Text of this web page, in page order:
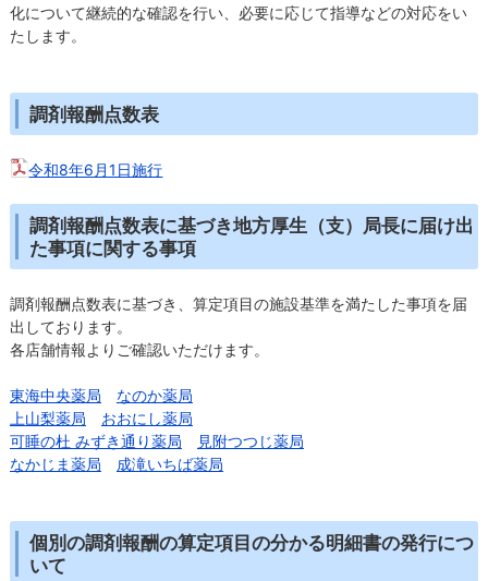
化について継続的な確認を行い、必要に応じて指導などの対応をい
たします。
調剤報酬点数表
令和8年6月1日施行
調剤報酬点数表に基づき地方厚生（支）局長に届け出
た事項に関する事項
調剤報酬点数表に基づき、算定項目の施設基準を満たした事項を届
出しております。
各店舗情報よりご確認いただけます。
東海中央薬局
なのか薬局
上山梨薬局
おおにし薬局
可睡の杜 みずき通り薬局
見附つつじ薬局
なかじま薬局
成滝いちば薬局
個別の調剤報酬の算定項目の分かる明細書の発行につ
いて